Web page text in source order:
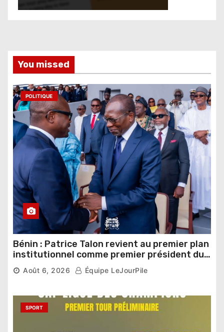
You missed
POLITIQUE
Bénin : Patrice Talon revient au premier plan
institutionnel comme premier président du
Sénat
Août 6, 2026 Équipe LeJourPile
SPORT